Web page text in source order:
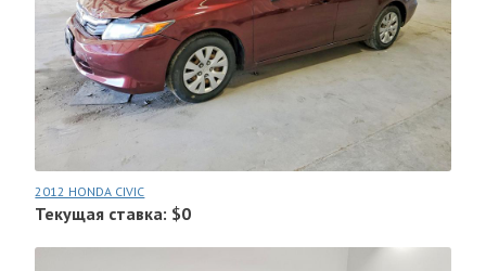
2012 HONDA CIVIC
Текущая ставка: $0